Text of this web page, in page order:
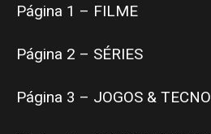
Página 1 – FILME
Página 2 – SÉRIES
Página 3 – JOGOS &